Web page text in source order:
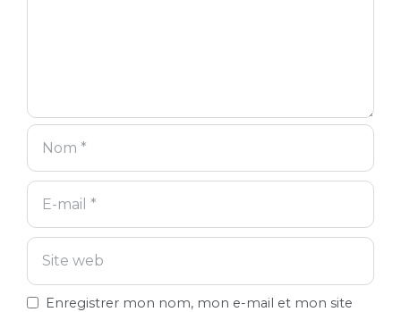
Enregistrer mon nom, mon e-mail et mon site